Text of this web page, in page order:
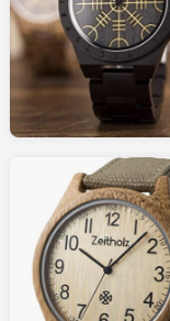
50.00
AMAZON.fr
70.00